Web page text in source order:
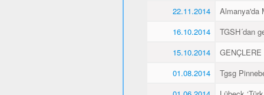
22.11.2014
Almanya'da
16.10.2014
TGSH´dan
15.10.2014
01.08.2014
Tgsg